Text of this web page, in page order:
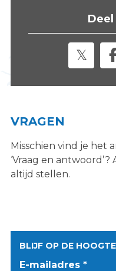
VRAGEN
Misschien vind je het
‘Vraag en
altijd stellen.
BLIJF OP DE
E-mailadres *